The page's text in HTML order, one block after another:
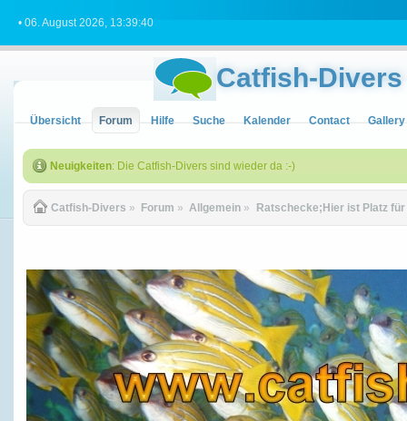
• 06. August 2026, 13:39:40
Catfish-Divers
Übersicht Forum Hilfe Suche Kalender Contact Gallery
Neuigkeiten: Die Catfish-Divers sind wieder da :-)
Catfish-Divers » Forum » Allgemein » Ratschecke;Hier ist Platz